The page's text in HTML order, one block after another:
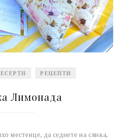
РЕЦЕПТИ
Лимонада
местенце, да седнете на сянка,